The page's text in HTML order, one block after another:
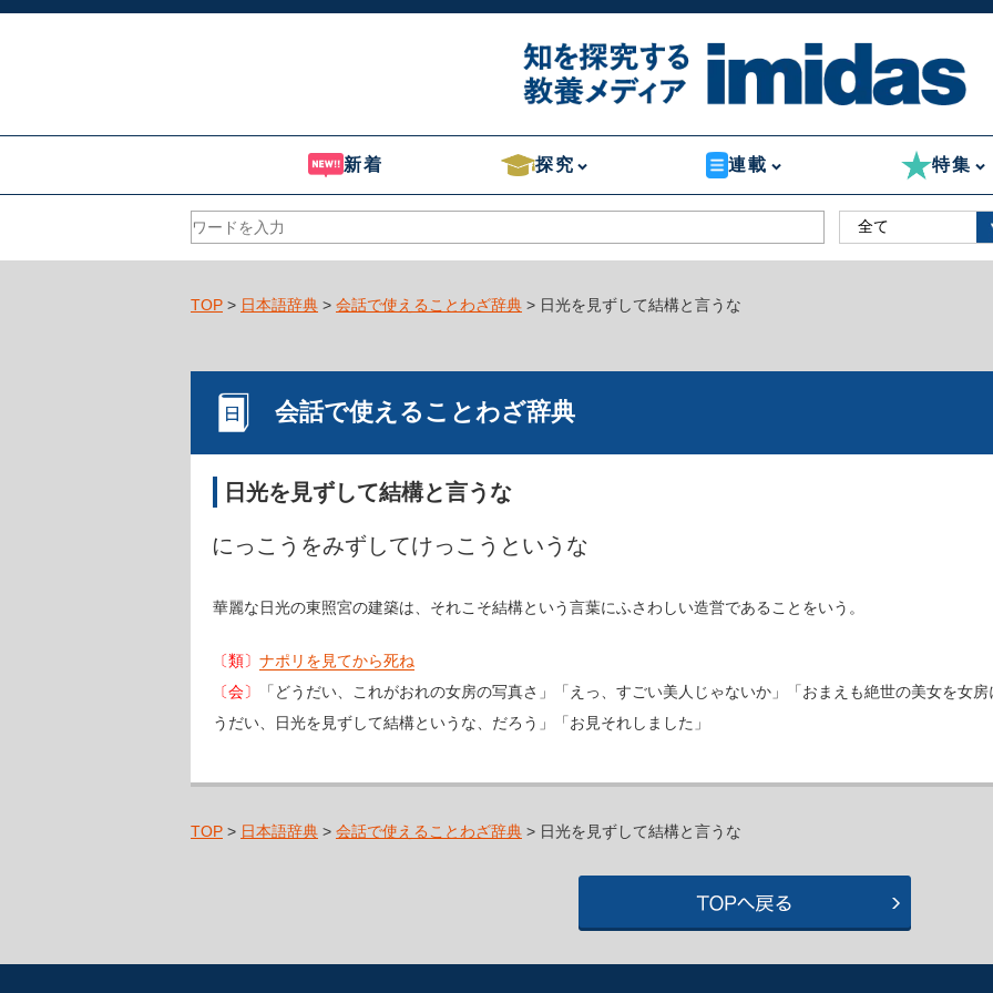
新着 探究 連載 特集
TOP > 日本語辞典 > 会話で使えることわざ辞典 > 日光を見ずして結構と言うな
会話で使えることわざ辞典
日光を見ずして結構と言うな
にっこうをみずしてけっこうというな
華麗な日光の東照宮の建築は、それこそ結構という言葉にふさわしい造営であることをいう。
〔類〕 ナポリを見てから死ね
〔会〕
「どうだい、これがおれの女房の写真さ」「えっ、すごい美人じゃないか」「おまえも絶世の美女を女
うだい、日光を見ずして結構というな、だろう」「お見それしました」
TOP > 日本語辞典 > 会話で使えることわざ辞典 > 日光を見ずして結構と言うな